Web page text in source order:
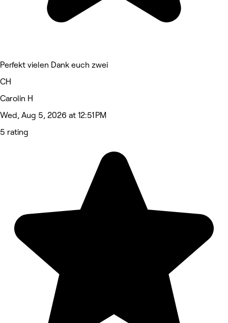
Perfekt vielen Dank euch zwei
CH
Carolin H
Wed, Aug 5, 2026 at 12:51 PM
5 rating